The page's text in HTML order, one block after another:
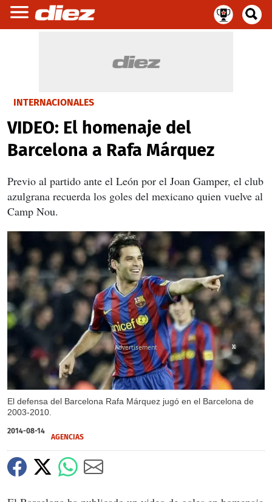
INTERNACIONALES
VIDEO: El homenaje del
Barcelona a Rafa Márquez
Previo al partido ante el León por el Joan Gamper, el club
azulgrana recuerda los goles del mexicano quien vuelve al
Camp Nou.
El defensa del Barcelona Rafa Márquez jugó en el Barcelona de
2003-2010.
X
2014-08-14
AGENCIAS